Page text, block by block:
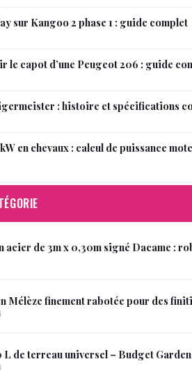
sur Kangoo 2 phase 1 : guide complet
le capot d’une Peugeot 206 : guide
: histoire et spécifications
en chevaux : calcul de puissance
acier de 3m x 0,30m signé Dacame :
Mélèze finement rabotée pour des
L de terreau universel – Budget